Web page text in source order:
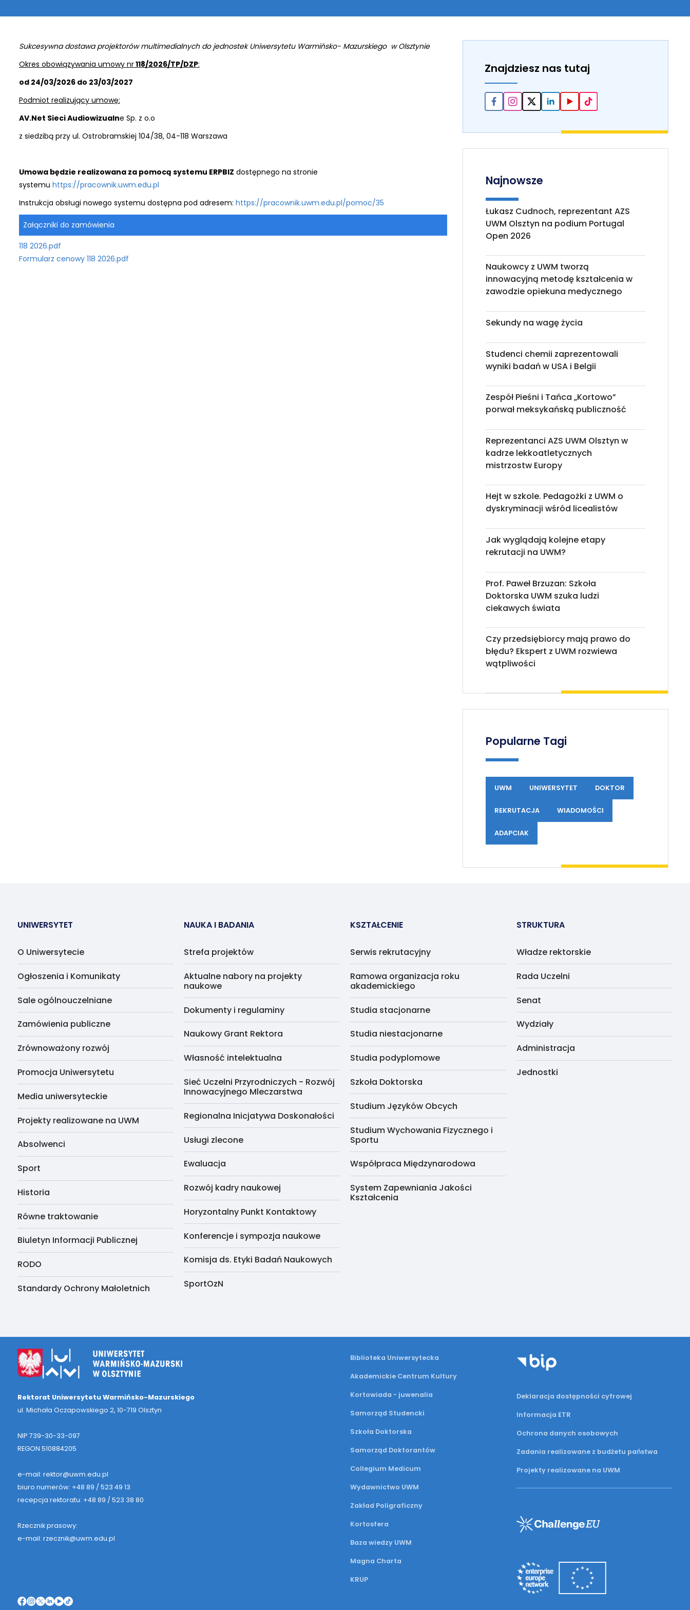
Sukcesywna dostawa projektorów multimedialnych do jednostek Uniwersytetu Warmińsko- Mazurskiego w Olsztynie
Okres obowiązywania umowy nr118/2026/TP/DZP:
od 24/03/2026 do 23/03/2027
Podmiot realizujący umowę:
AV.Net Sieci Audiowizualne Sp. z o.o
z siedzibą przy ul. Ostrobramskiej 104/38, 04-118 Warszawa
Umowa będzie realizowana za pomocą systemu ERPBIZ dostępnego na stronie
systemu https://pracownik.uwm.edu.pl
Instrukcja obsługi nowego systemu dostępna pod adresem: https://pracownik.uwm.edu.pl/pomoc/35
Załączniki do zamówienia
118 2026.pdf
Formularz cenowy 118 2026.pdf
Znajdziesz nas tutaj
Najnowsze
Łukasz Cudnoch, reprezentant AZS
UWM Olsztyn na podium Portugal
Open 2026
Naukowcy z UWM tworzą
innowacyjną metodę kształcenia w
zawodzie opiekuna medycznego
Sekundy na wagę życia
Studenci chemii zaprezentowali
wyniki badań w USA i Belgii
Zespół Pieśni i Tańca „Kortowo”
porwał meksykańską publiczność
Reprezentanci AZS UWM Olsztyn w
kadrze lekkoatletycznych
mistrzostw Europy
Hejt w szkole. Pedagożki z UWM o
dyskryminacji wśród licealistów
Jak wyglądają kolejne etapy
rekrutacji na UWM?
Prof. Paweł Brzuzan: Szkoła
Doktorska UWM szuka ludzi
ciekawych świata
Czy przedsiębiorcy mają prawo do
błędu? Ekspert z UWM rozwiewa
wątpliwości
Popularne Tagi
UWM UNIWERSYTET DOKTOR
REKRUTACJA WIADOMOŚCI
ADAPCIAK
UNIWERSYTET
O Uniwersytecie
Ogłoszenia i Komunikaty
Sale ogólnouczelniane
Zamówienia publiczne
Zrównoważony rozwój
Promocja Uniwersytetu
Media uniwersyteckie
Projekty realizowane na UWM
Absolwenci
Sport
Historia
Równe traktowanie
Biuletyn Informacji Publicznej
RODO
Standardy Ochrony Małoletnich
NAUKA I BADANIA
Strefa projektów
Aktualne nabory na projekty
naukowe
Dokumenty i regulaminy
Naukowy Grant Rektora
Własność intelektualna
Sieć Uczelni Przyrodniczych - Rozwój
Innowacyjnego Mleczarstwa
Regionalna Inicjatywa Doskonałości
Usługi zlecone
Ewaluacja
Rozwój kadry naukowej
Horyzontalny Punkt Kontaktowy
Konferencje i sympozja naukowe
Komisja ds. Etyki Badań Naukowych
SportOzN
KSZTAŁCENIE
Serwis rekrutacyjny
Ramowa organizacja roku
akademickiego
Studia stacjonarne
Studia niestacjonarne
Studia podyplomowe
Szkoła Doktorska
Studium Języków Obcych
Studium Wychowania Fizycznego i
Sportu
Współpraca Międzynarodowa
System Zapewniania Jakości
Kształcenia
STRUKTURA
Władze rektorskie
Rada Uczelni
Senat
Wydziały
Administracja
Jednostki
Rektorat Uniwersytetu Warmińsko-Mazurskiego
ul. Michała Oczapowskiego 2, 10-719 Olsztyn
NIP 739-30-33-097
REGON 510884205
e-mail: rektor@uwm.edu.pl
biuro numerów: +48 89 / 523 49 13
recepcja rektoratu: +48 89 / 523 38 80
Rzecznik prasowy:
e-mail: rzecznik@uwm.edu.pl
Biblioteka Uniwersytecka
Akademickie Centrum Kultury
Kortowiada - juwenalia
Samorząd Studencki
Szkoła Doktorska
Samorząd Doktorantów
Collegium Medicum
Wydawnictwo UWM
Zakład Poligraficzny
Kortosfera
Baza wiedzy UWM
Magna Charta
KRUP
Deklaracja dostępności cyfrowej
Informacja ETR
Ochrona danych osobowych
Zadania realizowane z budżetu państwa
Projekty realizowane na UWM